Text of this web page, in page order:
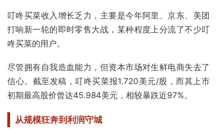
叮咚买菜收入增长乏力，主要是今年阿里、京东、美团
打响新一轮的即时零售大战，某种程度上分流了不少叮
咚买菜的用户。
尽管拥有自我造血能力，但资本市场对生鲜电商失去了
信心。截至发稿，叮咚买菜报1.720美元/股，而其上市
初期最高股价曾达45.984美元，相较暴跌近97%。
从规模狂奔到利润守城